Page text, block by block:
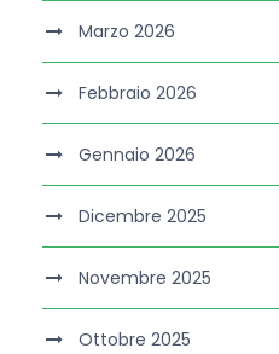
Marzo 2026
Febbraio 2026
Gennaio 2026
Dicembre 2025
Novembre 2025
Ottobre 2025